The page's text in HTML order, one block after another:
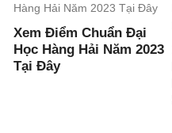
Xem Điểm Chuẩn Đại
Học Hàng Hải Năm 2023
Tại Đây